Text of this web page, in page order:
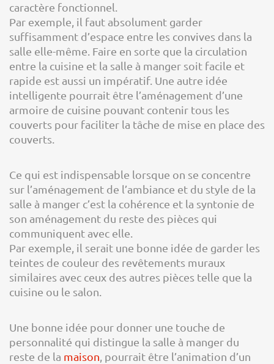
caractère fonctionnel.
Par exemple, il faut absolument garder
suffisamment d’espace entre les convives dans la
salle elle-même. Faire en sorte que la circulation
entre la cuisine et la salle à manger soit facile et
rapide est aussi un impératif. Une autre idée
intelligente pourrait être l’aménagement d’une
armoire de cuisine pouvant contenir tous les
couverts pour faciliter la tâche de mise en place des
couverts.
Ce qui est indispensable lorsque on se concentre
sur l’aménagement de l’ambiance et du style de la
salle à manger c’est la cohérence et la syntonie de
son aménagement du reste des pièces qui
communiquent avec elle.
Par exemple, il serait une bonne idée de garder les
teintes de couleur des revêtements muraux
similaires avec ceux des autres pièces telle que la
cuisine ou le salon.
Une bonne idée pour donner une touche de
personnalité qui distingue la salle à manger du
reste de la maison , pourrait être l’animation d’un